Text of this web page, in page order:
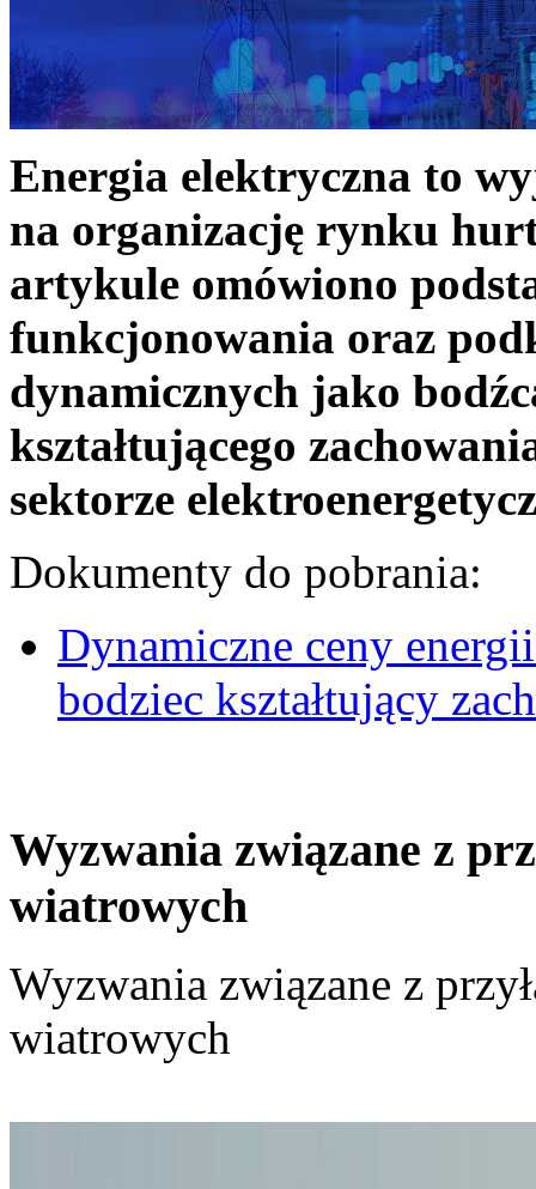
Energia elektryczna to
na organizację rynku
artykule omówiono
funkcjonowania oraz
dynamicznych jako
kształtującego
sektorze
Dokumenty do pobrania:
Dynamiczne ceny
bodziec kształtujący
Wyzwania związane z
wiatrowych
Wyzwania związane z
wiatrowych